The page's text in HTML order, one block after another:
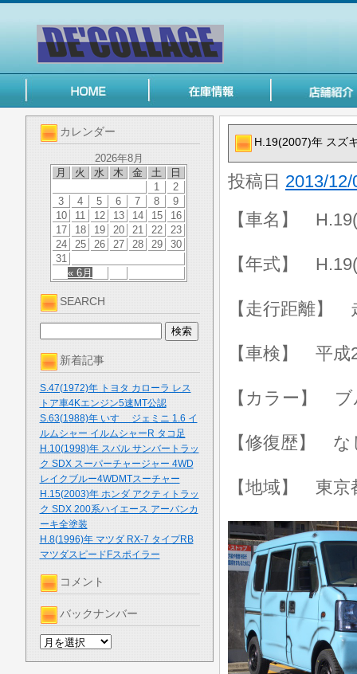
カレンダー
2026年8月
月
火 水 木 金 土 日
« 6月
1
2
3
4 5 6 7 8
9
10
11 12 13 14 15
16
17
18 19 20 21 22
23
24
25 26 27 28 29
30
31
SEARCH
新着記事
S.47(1972)年 トヨタ カローラ レス
トア車4Kエンジン5速MT公認
S.63(1988)年 いすゞ ジェミニ 1.6 イ
ルムシャー イルムシャーR タコ足
H.10(1998)年 スバル サンバートラッ
ク SDX スーパーチャージャー 4WD
レイクブルー4WDMTスーチャー
H.15(2003)年 ホンダ アクティトラッ
ク SDX 200系ハイエース アーバンカ
ーキ全塗装
H.8(1996)年 マツダ RX-7 タイプRB
マツダスピードFスポイラー
コメント
バックナンバー
H.19(2007)年 スズ
投稿日 2013/12/
【車名】
【年式】
【走行距離】
【車検】 平成
【カラー】 ブ
【修復歴】 な
【地域】 東京